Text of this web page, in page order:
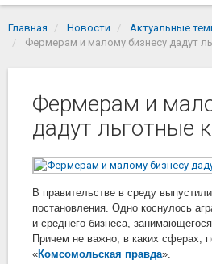
Главная Новости
Актуальные
Фермерам и малому бизнесу дадут
Фермерам и
дадут льготные
В правительстве в среду
постановления. Одно коснулось
и среднего бизнеса,
Причем не важно, в каких сферах,
«Комсомольская правда».